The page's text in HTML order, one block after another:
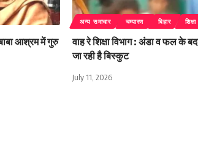
आश्रम में गुरु
अन्य समाचार चम्पारण बिहार शिक्षा
वाह रे शिक्षा विभाग : अंडा व फल के
जा रही है बिस्कुट
July 11, 2026